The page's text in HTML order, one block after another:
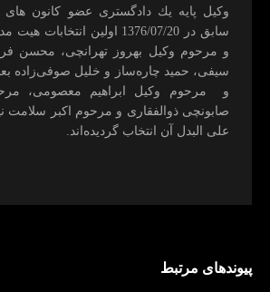
وكيل پايه يك دادگستری عضو كانون های
سابق در 1376/07/20 اولين
و مرحوم وکیل بهروز تهرانچی، محسن
سيفی، حميد چاره‌ساز و خليل صوفی‌زاده
و مرحوم وکیل ابراهيم معصومی،
صابونچی ذوالفقاری و مرحوم اكبر سلامت
علی البدل آن انتخاب گرديده‌اند.
پیوندهای مرتبط